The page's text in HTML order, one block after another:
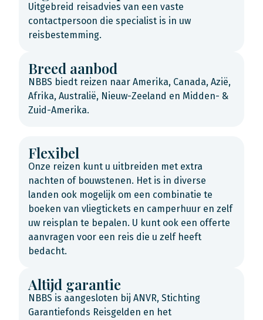
Uitgebreid reisadvies van een vaste
contactpersoon die specialist is in uw
reisbestemming.
Breed aanbod
NBBS biedt reizen naar Amerika, Canada, Azië,
Afrika, Australië, Nieuw-Zeeland en Midden- &
Zuid-Amerika.
Flexibel
Onze reizen kunt u uitbreiden met extra
nachten of bouwstenen. Het is in diverse
landen ook mogelijk om een combinatie te
boeken van vliegtickets en camperhuur en zelf
uw reisplan te bepalen. U kunt ook een offerte
aanvragen voor een reis die u zelf heeft
bedacht.
Altijd garantie
NBBS is aangesloten bij ANVR, Stichting
Garantiefonds Reisgelden en het